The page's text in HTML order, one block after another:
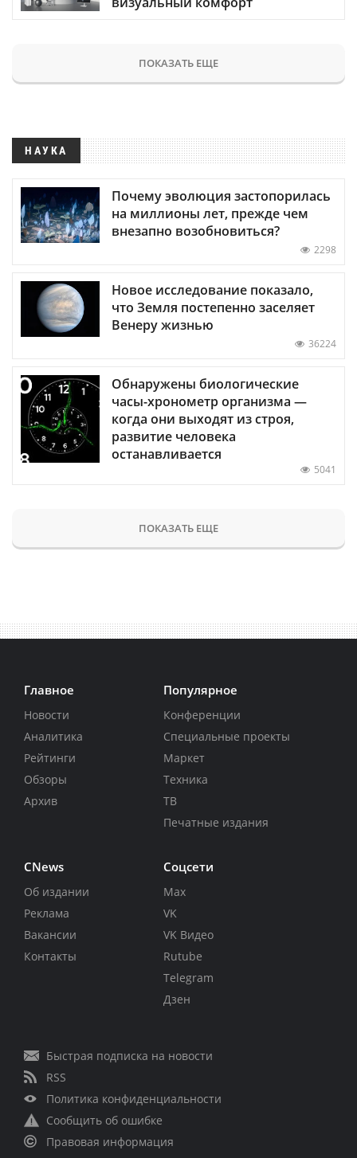
ПОКАЗАТЬ ЕЩЕ
НАУКА
Почему эволюция застопорилась
на миллионы лет, прежде чем
внезапно возобновиться?
2298
Новое исследование показало,
что Земля постепенно заселяет
Венеру жизнью
36224
Обнаружены биологические
часы-хронометр организма —
когда они выходят из строя,
развитие человека
останавливается
5041
ПОКАЗАТЬ ЕЩЕ
Главное
Новости
Аналитика
Рейтинги
Обзоры
Архив
Популярное
Конференции
Специальные проекты
Маркет
Техника
ТВ
Печатные издания
CNews
Об издании
Реклама
Вакансии
Контакты
Соцсети
Max
VK
VK Видео
Rutube
Telegram
Дзен
Быстрая подписка на новости
RSS
Политика конфиденциальности
Сообщить об ошибке
Правовая информация